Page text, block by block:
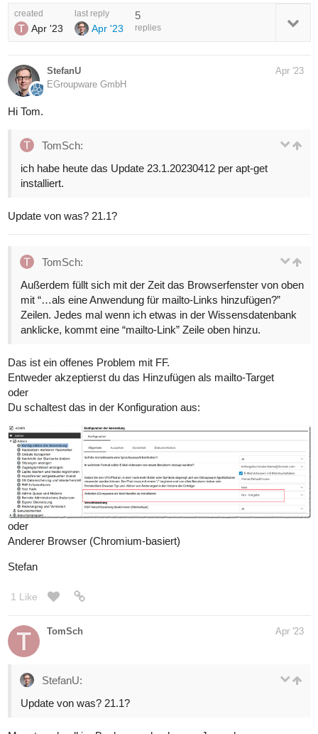
created
Apr '23
last reply
Apr '23
5
replies
StefanU
EGroupware GmbH
Apr '23
Hi Tom.
TomSch:
ich habe heute das Update 23.1.20230412 per apt-get
installiert.
Update von was? 21.1?
TomSch:
Außerdem füllt sich mit der Zeit das Browserfenster von oben
mit “…als eine Anwendung für mailto-Links hinzufügen?”
Zeilen. Jedes mal wenn ich etwas in der Wissensdatenbank
anklicke, kommt eine “mailto-Link” Zeile oben hinzu.
Das ist ein offenes Problem mit FF.
Entweder akzeptierst du das Hinzufügen als mailto-Target
oder
Du schaltest das in der Konfiguration aus:
oder
Anderer Browser (Chromium-basiert)
Stefan
1 Like
TomSch Apr '23
StefanU:
Update von was? 21.1?